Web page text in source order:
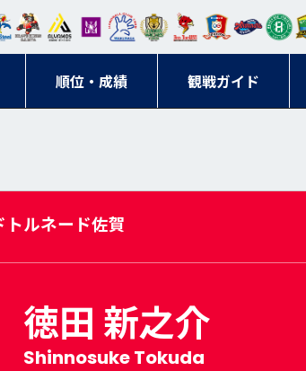
順位・成績 観戦ガイド
ニッ キン
ス大
阪
エゾハン
ンウ
ルヴ
ス福
ルネ コラ
ンマ
ーレ
トルネード佐賀
徳田 新之介
Shinnosuke Tokuda